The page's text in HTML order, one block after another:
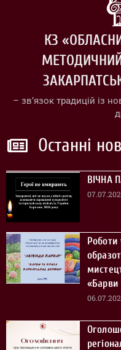
КЗ
– зв’язок традицій із
Останні
ВІЧНА
Роботи
«Барви